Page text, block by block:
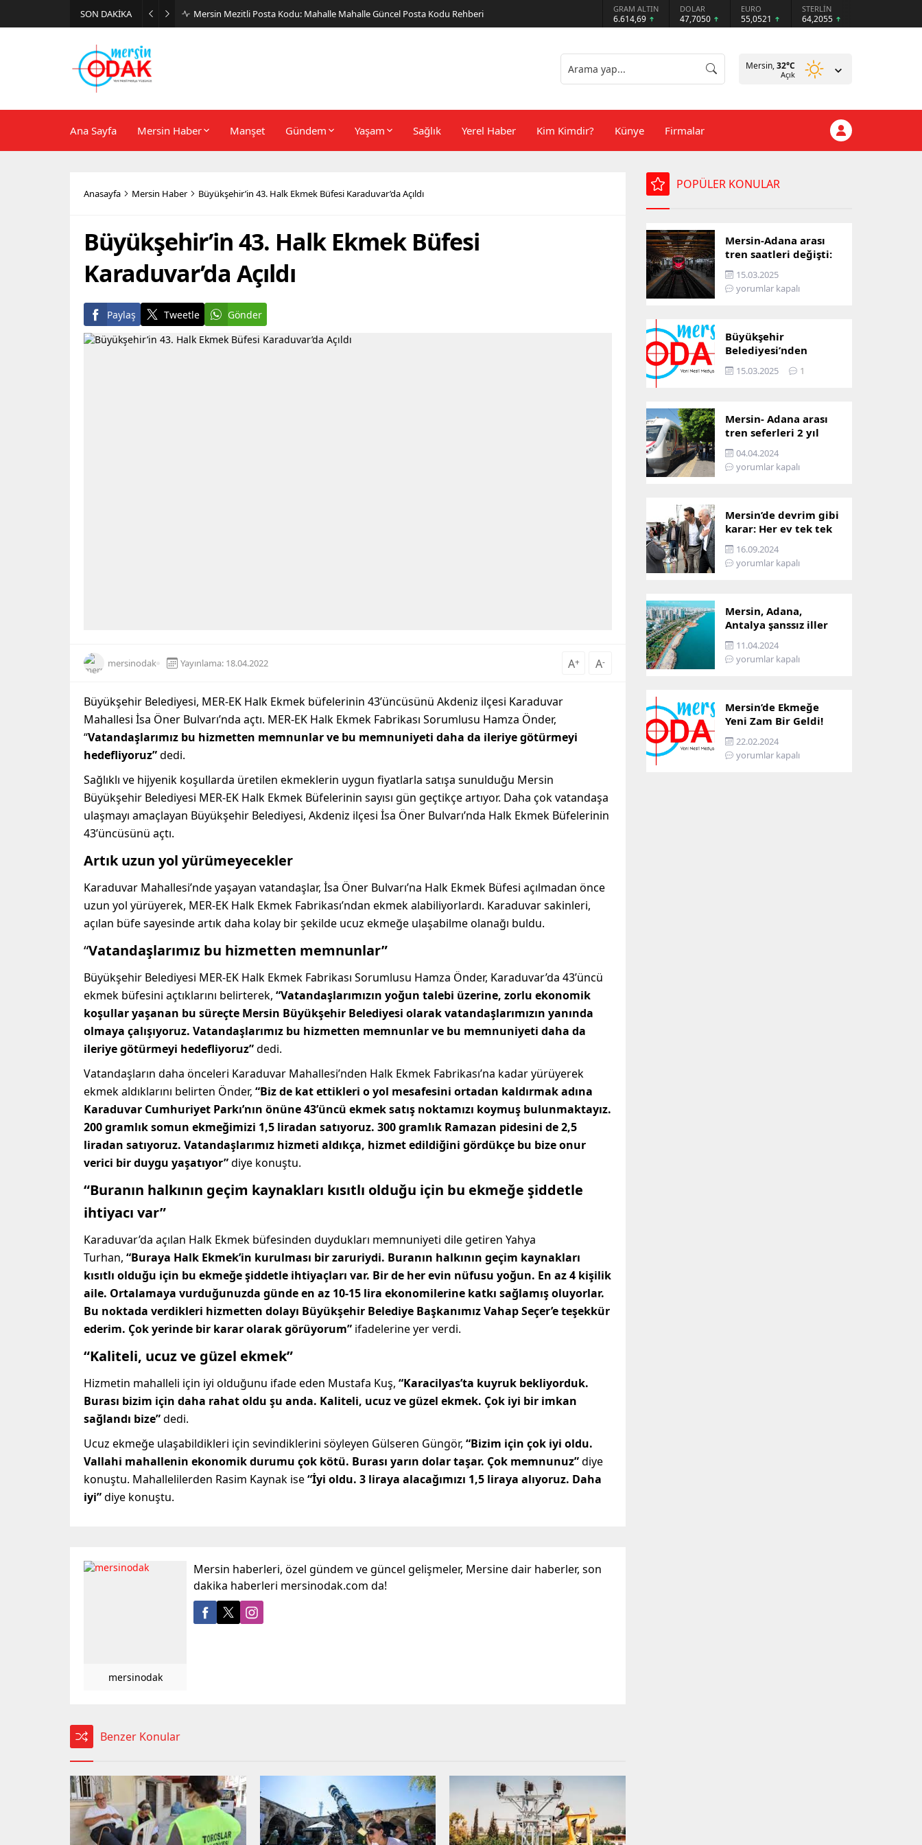
SON DAKİKA Günlük Stil İçin Erkek Sneaker Önerileri GRAM ALTIN
6.614,69
DOLAR
47,7050
EURO
55,0521
STERLİN
64,2055
Mersin,32°C
Açık
Ana Sayfa Mersin Haber Manşet Gündem Yaşam Sağlık Yerel Haber Kim Kimdir? Künye Firmalar
Anasayfa Mersin Haber Büyükşehir’in 43. Halk Ekmek Büfesi Karaduvar’da Açıldı
Büyükşehir’in 43. Halk Ekmek Büfesi
Karaduvar’da Açıldı
Paylaş Tweetle Gönder
mersinodak Yayınlama: 18.04.2022 A+ A-
Büyükşehir Belediyesi, MER-EK Halk Ekmek büfelerinin 43’üncüsünü Akdeniz ilçesi Karaduvar
Mahallesi İsa Öner Bulvarı’nda açtı. MER-EK Halk Ekmek Fabrikası Sorumlusu Hamza Önder,
“Vatandaşlarımız bu hizmetten memnunlar ve bu memnuniyeti daha da ileriye götürmeyi
hedefliyoruz”dedi.
Sağlıklı ve hijyenik koşullarda üretilen ekmeklerin uygun fiyatlarla satışa sunulduğu Mersin
Büyükşehir Belediyesi MER-EK Halk Ekmek Büfelerinin sayısı gün geçtikçe artıyor. Daha çok vatandaşa
ulaşmayı amaçlayan Büyükşehir Belediyesi, Akdeniz ilçesi İsa Öner Bulvarı’nda Halk Ekmek Büfelerinin
43’üncüsünü açtı.
Artık uzun yol yürümeyecekler
Karaduvar Mahallesi’nde yaşayan vatandaşlar, İsa Öner Bulvarı’na Halk Ekmek Büfesi açılmadan önce
uzun yol yürüyerek, MER-EK Halk Ekmek Fabrikası’ndan ekmek alabiliyorlardı. Karaduvar sakinleri,
açılan büfe sayesinde artık daha kolay bir şekilde ucuz ekmeğe ulaşabilme olanağı buldu.
“Vatandaşlarımız bu hizmetten memnunlar”
Büyükşehir Belediyesi MER-EK Halk Ekmek Fabrikası Sorumlusu Hamza Önder, Karaduvar’da 43’üncü
ekmek büfesini açtıklarını belirterek, “Vatandaşlarımızın yoğun talebi üzerine, zorlu ekonomik
koşullar yaşanan bu süreçte Mersin Büyükşehir Belediyesi olarak vatandaşlarımızın yanında
olmaya çalışıyoruz. Vatandaşlarımız bu hizmetten memnunlar ve bu memnuniyeti daha da
ileriye götürmeyi hedefliyoruz”dedi.
Vatandaşların daha önceleri Karaduvar Mahallesi’nden Halk Ekmek Fabrikası’na kadar yürüyerek
ekmek aldıklarını belirten Önder, “Biz de kat ettikleri o yol mesafesini ortadan kaldırmak adına
Karaduvar Cumhuriyet Parkı’nın önüne 43’üncü ekmek satış noktamızı koymuş bulunmaktayız.
200 gramlık somun ekmeğimizi 1,5 liradan satıyoruz. 300 gramlık Ramazan pidesini de 2,5
liradan satıyoruz. Vatandaşlarımız hizmeti aldıkça, hizmet edildiğini gördükçe bu bize onur
verici bir duygu yaşatıyor”diye konuştu.
“Buranın halkının geçim kaynakları kısıtlı olduğu için bu ekmeğe şiddetle
ihtiyacı var”
Karaduvar’da açılan Halk Ekmek büfesinden duydukları memnuniyeti dile getiren Yahya
Turhan, “Buraya Halk Ekmek’in kurulması bir zaruriydi. Buranın halkının geçim kaynakları
kısıtlı olduğu için bu ekmeğe şiddetle ihtiyaçları var. Bir de her evin nüfusu yoğun. En az 4 kişilik
aile. Ortalamaya vurduğunuzda günde en az 10-15 lira ekonomilerine katkı sağlamış oluyorlar.
Bu noktada verdikleri hizmetten dolayı Büyükşehir Belediye Başkanımız Vahap Seçer’e teşekkür
ederim. Çok yerinde bir karar olarak görüyorum” ifadelerine yer verdi.
“Kaliteli, ucuz ve güzel ekmek”
Hizmetin mahalleli için iyi olduğunu ifade eden Mustafa Kuş, “Karacilyas’ta kuyruk bekliyorduk.
Burası bizim için daha rahat oldu şu anda. Kaliteli, ucuz ve güzel ekmek. Çok iyi bir imkan
sağlandı bize”dedi.
Ucuz ekmeğe ulaşabildikleri için sevindiklerini söyleyen Gülseren Güngör, “Bizim için çok iyi oldu.
Vallahi mahallenin ekonomik durumu çok kötü. Burası yarın dolar taşar. Çok memnunuz”diye
konuştu. Mahallelilerden Rasim Kaynak ise“İyi oldu. 3 liraya alacağımızı 1,5 liraya alıyoruz. Daha
iyi”diye konuştu.
mersinodak
Mersin haberleri, özel gündem ve güncel gelişmeler, Mersine dair haberler, son
dakika haberleri mersinodak.com da!
Benzer Konular
POPÜLER KONULAR
Mersin-Adana arası
tren saatleri değişti:
İşte yeni ulaşım listesi
15.03.2025
yorumlar kapalı
Büyükşehir
Belediyesi’nden
Mersin ve Adana arası
ulaşım başladı
15.03.2025 1
Mersin- Adana arası
tren seferleri 2 yıl
boyunca
çalışmayacak
04.04.2024
yorumlar kapalı
Mersin’de devrim gibi
karar: Her ev tek tek
incelenecek!
16.09.2024
yorumlar kapalı
Mersin, Adana,
Antalya şanssız iller
arasına girdi: İşte
sebebi…
11.04.2024
yorumlar kapalı
Mersin’de Ekmeğe
Yeni Zam Bir Geldi!
İşte Mersin’in Zamlı
Ekmek Fiyatı!
22.02.2024
yorumlar kapalı